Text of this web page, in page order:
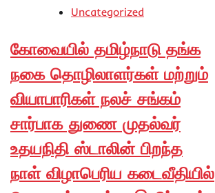
Uncategorized
கோவையில் தமிழ்நாடு தங்க
நகை தொழிலாளர்கள் மற்றும்
வியாபாரிகள் நலச் சங்கம்
சார்பாக துணை முதல்வர்
உதயநிதி ஸ்டாலின் பிறந்த
நாள் விழாபெரிய கடைவீதியில்